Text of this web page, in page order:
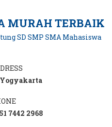
MURAH TERBAIK
SD SMP SMA Mahasiswa
7442 2968